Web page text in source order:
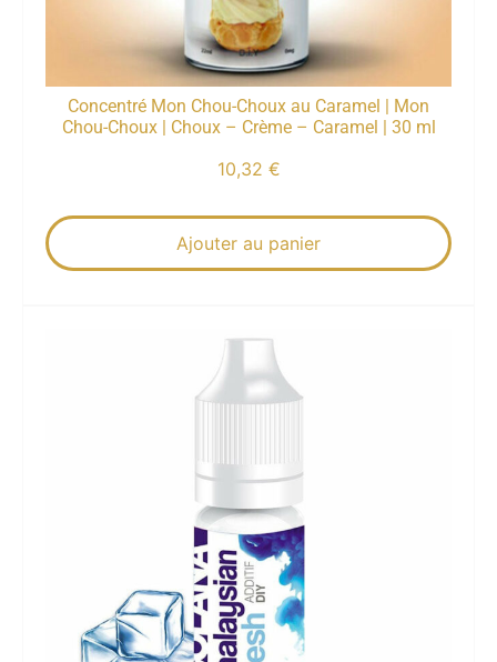
Concentré Mon Chou-Choux au Caramel | Mon
Chou-Choux | Choux – Crème – Caramel | 30 ml
10,32 €
Ajouter au panier